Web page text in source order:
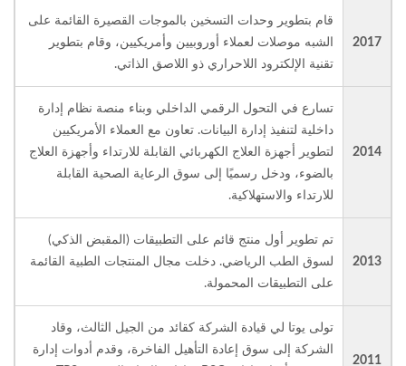
2017
قام بتطوير وحدات التسخين بالموجات القصيرة القائمة على
الشبه موصلات لعملاء أوروبيين وأمريكيين، وقام بتطوير
تقنية الإلكترود اللاحراري ذو اللاصق الذاتي.
2014
تسارع في التحول الرقمي الداخلي وبناء منصة نظام إدارة
داخلية لتنفيذ إدارة البيانات. تعاون مع العملاء الأمريكيين
لتطوير أجهزة العلاج الكهربائي القابلة للارتداء وأجهزة العلاج
بالضوء، ودخل رسميًا إلى سوق الرعاية الصحية القابلة
للارتداء والاستهلاكية.
2013
تم تطوير أول منتج قائم على التطبيقات (المقبض الذكي)
لسوق الطب الرياضي. دخلت مجال المنتجات الطبية القائمة
على التطبيقات المحمولة.
2011
تولى يوتا لي قيادة الشركة كقائد من الجيل الثالث، وقاد
الشركة إلى سوق إعادة التأهيل الفاخرة، وقدم أدوات إدارة